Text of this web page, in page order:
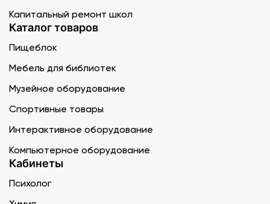
Капитальный ремонт школ
Каталог товаров
Пищеблок
Мебель для библиотек
Музейное оборудование
Спортивные товары
Интерактивное оборудование
Компьютерное оборудование
Кабинеты
Психолог